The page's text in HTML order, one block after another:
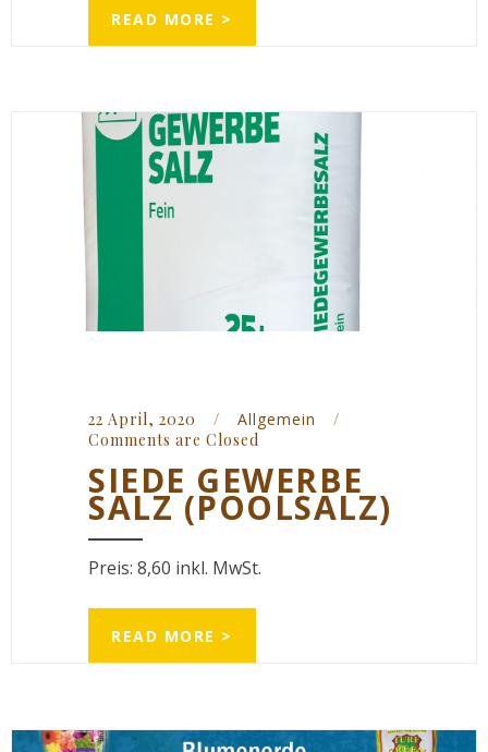
READ MORE >
22 April, 2020 / Allgemein
/
Comments are Closed
SIEDE GEWERBE
SALZ (POOLSALZ)
Preis: 8,60 inkl. MwSt.
READ MORE >